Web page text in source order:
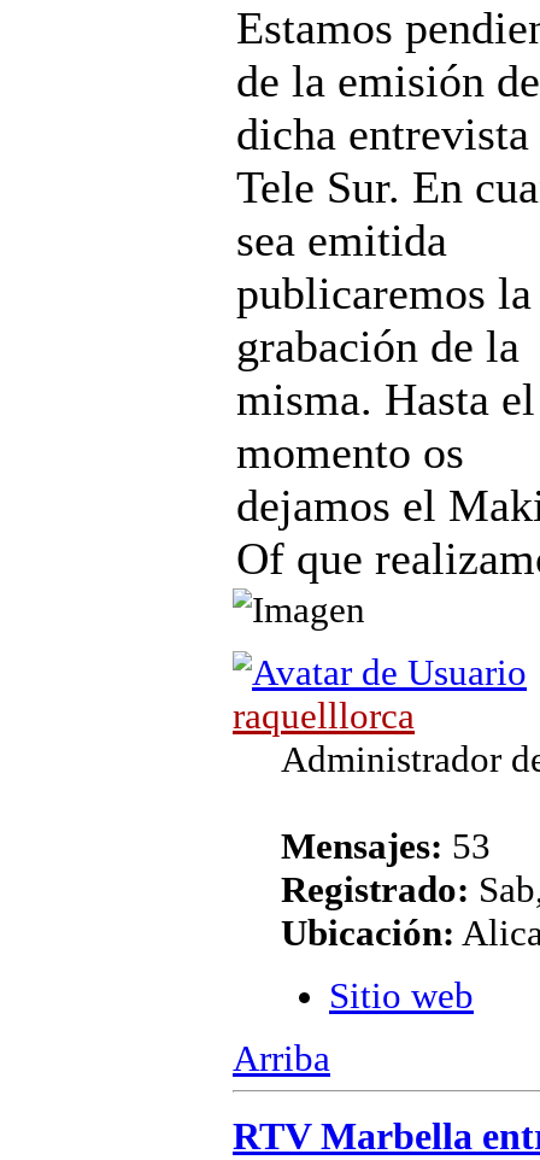
Estamos
de la emisión de
dicha entrevista
Tele Sur. En
sea emitida
publicaremos la
grabación de la
misma. Hasta el
momento os
dejamos el
Of que
raquelllorca
Administrador
Mensajes: 53
Registrado:
Ubicación:
Sitio web
Arriba
RTV Marbella